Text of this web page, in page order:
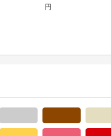
円